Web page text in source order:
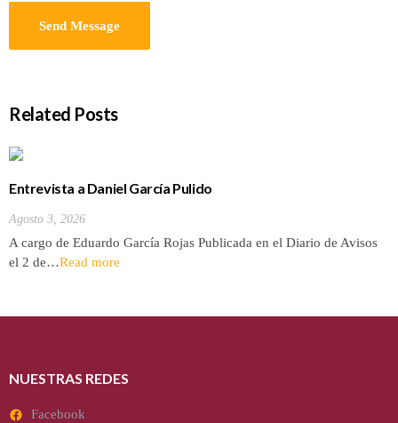
Related Posts
Entrevista a Daniel García Pulido
Agosto 3, 2026
A cargo de Eduardo García Rojas Publicada en el Diario de Avisos
el 2 de…Read more
NUESTRAS REDES
Facebook